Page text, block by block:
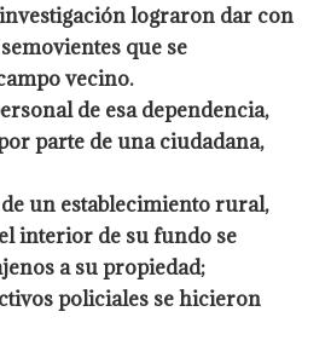
lograron dar con
que se
vecino.
de esa dependencia,
parte de una ciudadana,
un establecimiento rural,
interior de su fundo se
a su propiedad;
policiales se hicieron